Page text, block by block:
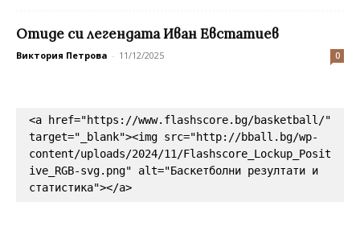
Отиде си легендата Иван Евстатиев
Виктория Петрова - 11/12/2025 0
<a href="https://www.flashscore.bg/basketball/"
target="_blank"><img src="http://bball.bg/wp-
content/uploads/2024/11/Flashscore_Lockup_Posit
ive_RGB-svg.png" alt="Баскетболни резултати и
статистика"></a>